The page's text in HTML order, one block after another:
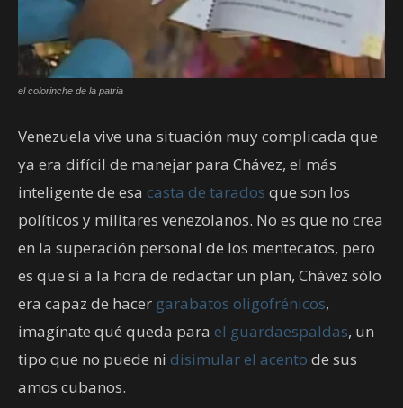
el colorinche de la patria
Venezuela vive una situación muy complicada que
ya era difícil de manejar para Chávez, el más
inteligente de esa casta de tarados que son los
políticos y militares venezolanos. No es que no crea
en la superación personal de los mentecatos, pero
es que si a la hora de redactar un plan, Chávez sólo
era capaz de hacer garabatos oligofrénicos,
imagínate qué queda para el guardaespaldas, un
tipo que no puede ni disimular el acento de sus
amos cubanos.